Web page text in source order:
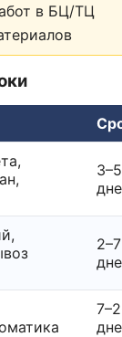
в БЦ/ТЦ
3–5
2–7